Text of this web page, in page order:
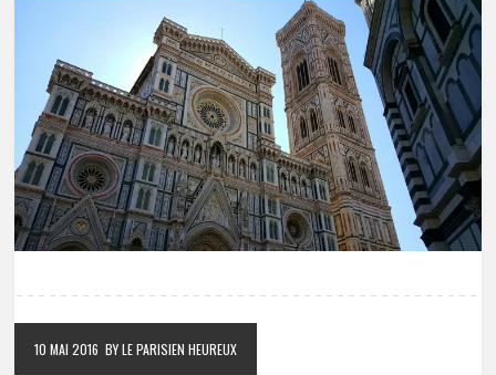
10 MAI 2016 BY LE PARISIEN HEUREUX